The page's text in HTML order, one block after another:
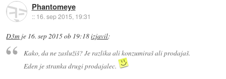
Phantomeye
:: 16. sep 2015, 19:31
D3m je 16. sep 2015 ob 19:18izjavil:
Kako, da ne zaslužiš? Je razlika ali konzumiraš ali prodajaš.
Eden je stranka drugi prodajalec.